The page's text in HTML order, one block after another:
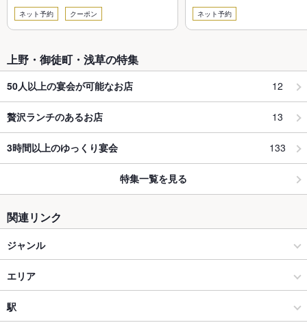
ネット予約 クーポン ネット予約
上野・御徒町・浅草の特集
50人以上の宴会が可能なお店 12
贅沢ランチのあるお店 13
3時間以上のゆっくり宴会 133
特集一覧を見る
関連リンク
ジャンル
ラーメン
ラーメン全般
エリア
浅草
駅